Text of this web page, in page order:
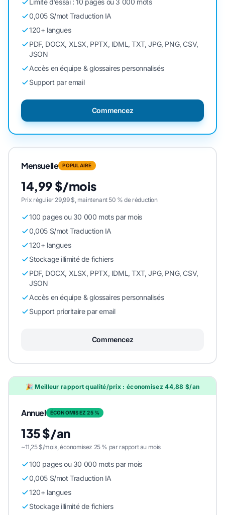
0,005 $/mot Traduction IA
120+ langues
PDF, DOCX, XLSX, PPTX, IDML, TXT, JPG, PNG, CSV,
JSON
Accès en équipe & glossaires personnalisés
Support par email
Commencez
Mensuelle POPULAIRE
14,99 $/mois
Prix régulier 29,99 $, maintenant 50 % de réduction
100 pages ou 30 000 mots par mois
0,005 $/mot Traduction IA
120+ langues
Stockage illimité de fichiers
PDF, DOCX, XLSX, PPTX, IDML, TXT, JPG, PNG, CSV,
JSON
Accès en équipe & glossaires personnalisés
Support prioritaire par email
Commencez
🎉 Meilleur rapport qualité/prix : économisez 44,88 $/an
Annuel ÉCONOMISEZ 25 %
135 $/an
~11,25 $/mois, économisez 25 % par rapport au mois
100 pages ou 30 000 mots par mois
0,005 $/mot Traduction IA
120+ langues
Stockage illimité de fichiers